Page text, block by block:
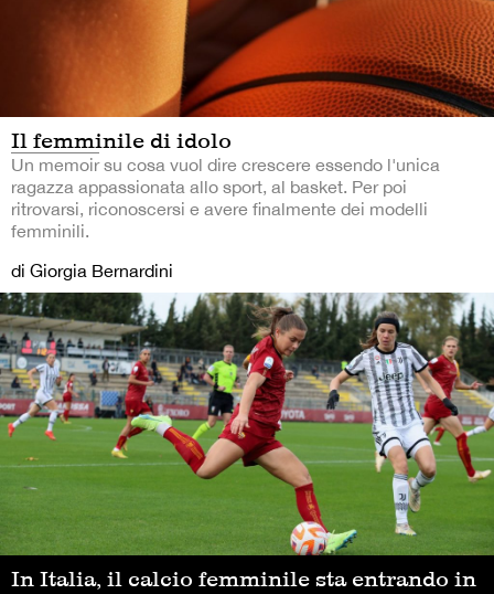
Il femminile di idolo
Un memoir su cosa vuol dire crescere essendo l'unica
ragazza appassionata allo sport, al basket. Per poi
ritrovarsi, riconoscersi e avere finalmente dei modelli
femminili.
di Giorgia Bernardini
In Italia, il calcio femminile sta entrando in